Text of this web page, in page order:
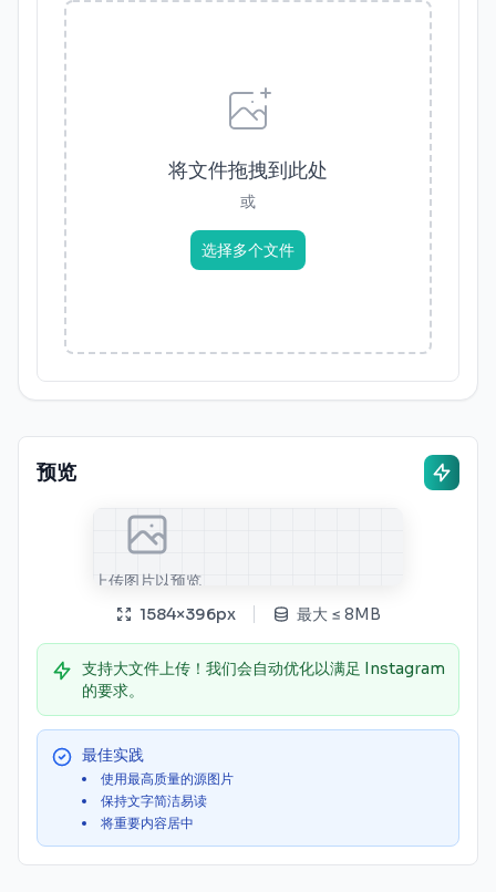
将文件拖拽到此处
或
选择多个文件
预览
上传图片以预览
1584×396px 最大 ≤ 8MB
支持大文件上传！我们会自动优化以满足 Instagram
的要求。
最佳实践
使用最高质量的源图片
保持文字简洁易读
将重要内容居中